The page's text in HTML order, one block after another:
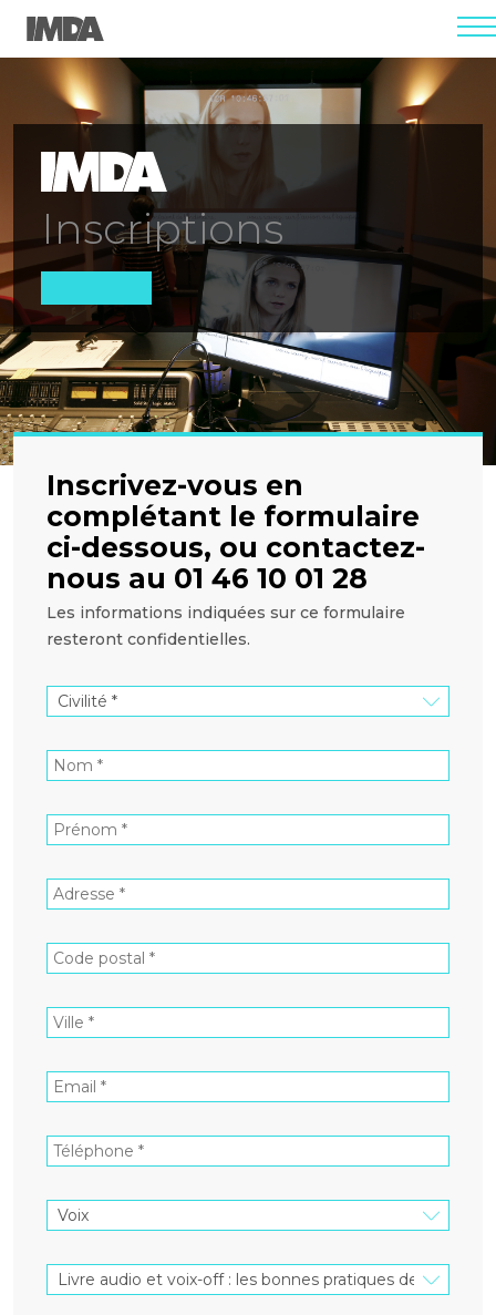
Inscriptions
Inscrivez-vous en
complétant le formulaire
ci-dessous, ou contactez-
nous au 01 46 10 01 28
Les informations indiquées sur ce formulaire
resteront confidentielles.